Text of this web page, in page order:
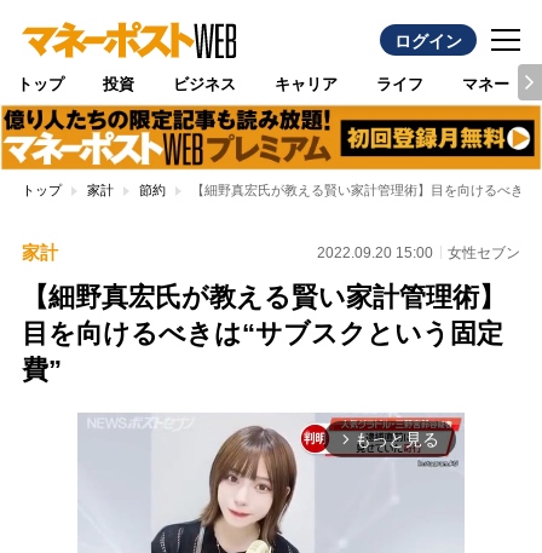
ログイン
トップ 投資 ビジネス キャリア ライフ マネー
トップ 家計 節約 【細野真宏氏が教える賢い家計管理術】目を向けるべきは
家計 2022.09.20 15:00 女性セブン
【細野真宏氏が教える賢い家計管理術】
目を向けるべきは“サブスクという固定
費”
arrow_forward_ios もっと見る